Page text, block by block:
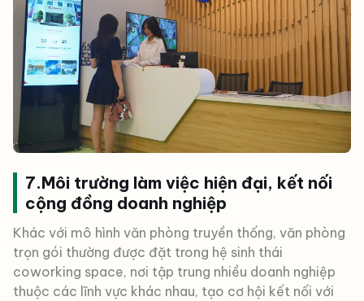
7.Môi trường làm việc hiện đại, kết nối
cộng đồng doanh nghiệp
Khác với mô hình văn phòng truyền thống, văn phòng
trọn gói thường được đặt trong hệ sinh thái
coworking space, nơi tập trung nhiều doanh nghiệp
thuộc các lĩnh vực khác nhau, tạo cơ hội kết nối với